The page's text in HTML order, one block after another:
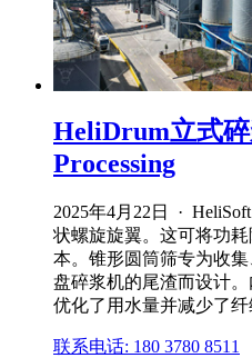
HeliDrum立式
Processing
2025年4月22日 ·
状螺旋旋翼。这可将功
本。锥形圆筒筛专为收
盘碎浆机的尾渣而设计
优化了用水量并减少了纤
联系电话: 180 3780 8511